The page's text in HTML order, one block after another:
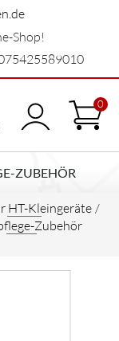
Shop!
0
ZUBEHÖR
HT-Kleingeräte /
Zubehör